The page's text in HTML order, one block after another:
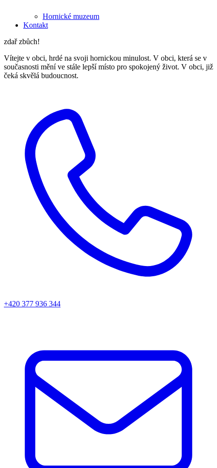
Hornické muzeum
Kontakt
zdař zbůch!
Vítejte v obci, hrdé na svoji hornickou minulost. V obci, která se v
současnosti mění ve stále lepší místo pro spokojený život. V obci, již
čeká skvělá budoucnost.
+420 377 936 344